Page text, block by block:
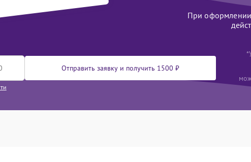
При оформлении
Отправить заявку и получить 1500 ₽